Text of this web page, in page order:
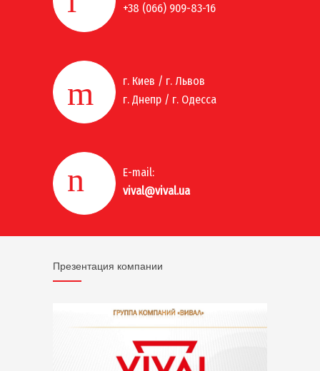
+38 (066) 909-83-16
г. Киев / г. Львов
г. Днепр / г. Одесса
E-mail:
vival@vival.ua
Презентация компании